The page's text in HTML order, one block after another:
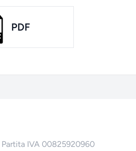
PDF
Partita IVA 00825920960